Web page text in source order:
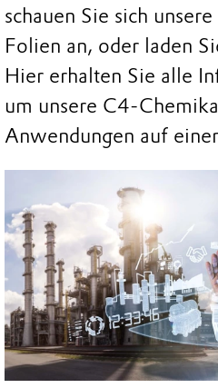
schauen Sie sich
Folien an, oder laden
Hier erhalten Sie alle
um unsere C4-
Anwendungen auf